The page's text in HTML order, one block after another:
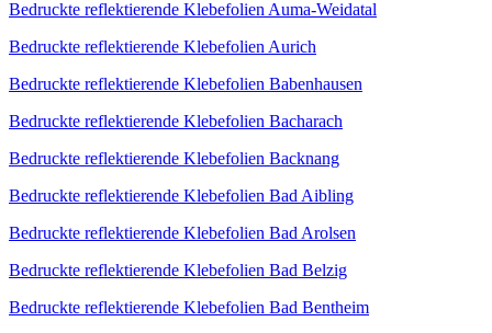
Bedruckte reflektierende Klebefolien Auma-Weidatal
Bedruckte reflektierende Klebefolien Aurich
Bedruckte reflektierende Klebefolien Babenhausen
Bedruckte reflektierende Klebefolien Bacharach
Bedruckte reflektierende Klebefolien Backnang
Bedruckte reflektierende Klebefolien Bad Aibling
Bedruckte reflektierende Klebefolien Bad Arolsen
Bedruckte reflektierende Klebefolien Bad Belzig
Bedruckte reflektierende Klebefolien Bad Bentheim